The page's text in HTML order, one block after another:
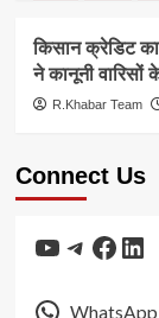
किसान क्रेडिट
ने कानूनी
R.Khabar Team
Connect Us
YouTube
Telegram
WhatsApp